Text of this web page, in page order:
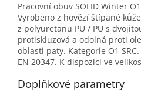
Pracovní obuv SOLID Winter
Vyrobeno z hovězí štípané
z polyuretanu PU / PU s
protiskluzová a odolná proti
oblasti paty. Kategorie O1
EN 20347. K dispozici ve
Doplňkové parametry